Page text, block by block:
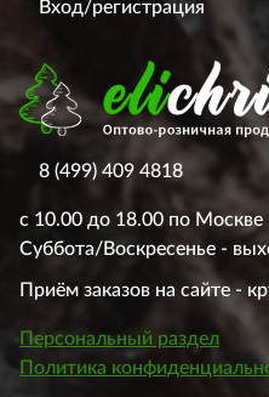
Вход/регистрация
8 (499) 409 4818
с 10.00 до 18.00 по Москве
Суббота/Воскресенье -
Приём заказов на сайте -
Персональный раздел
Политика